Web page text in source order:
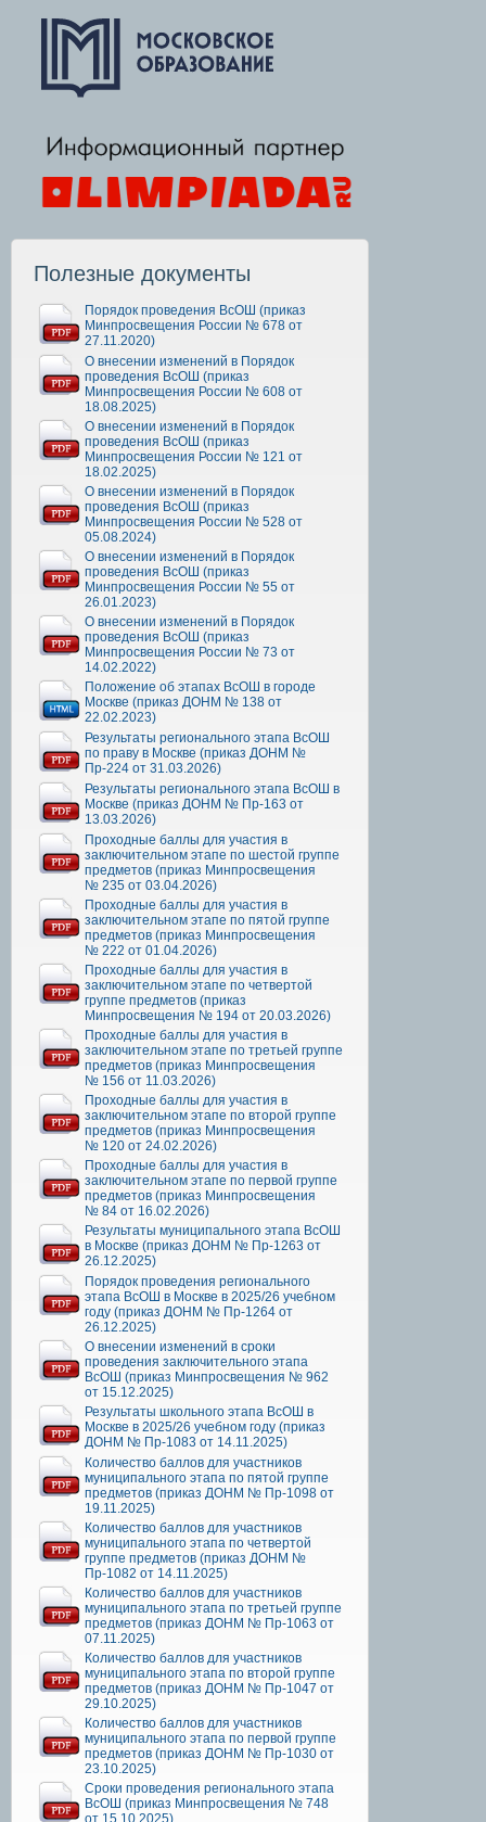
Полезные документы
Порядок проведения ВсОШ (приказ
Минпросвещения России № 678 от
27.11.2020)
О внесении изменений в Порядок
проведения ВсОШ (приказ
Минпросвещения России № 608 от
18.08.2025)
О внесении изменений в Порядок
проведения ВсОШ (приказ
Минпросвещения России № 121 от
18.02.2025)
О внесении изменений в Порядок
проведения ВсОШ (приказ
Минпросвещения России № 528 от
05.08.2024)
О внесении изменений в Порядок
проведения ВсОШ (приказ
Минпросвещения России № 55 от
26.01.2023)
О внесении изменений в Порядок
проведения ВсОШ (приказ
Минпросвещения России № 73 от
14.02.2022)
Положение об этапах ВсОШ в городе
Москве (приказ ДОНМ № 138 от
22.02.2023)
Результаты регионального этапа ВсОШ
по праву в Москве (приказ ДОНМ №
Пр-224 от 31.03.2026)
Результаты регионального этапа ВсОШ в
Москве (приказ ДОНМ № Пр-163 от
13.03.2026)
Проходные баллы для участия в
заключительном этапе по шестой группе
предметов (приказ Минпросвещения
№ 235 от 03.04.2026)
Проходные баллы для участия в
заключительном этапе по пятой группе
предметов (приказ Минпросвещения
№ 222 от 01.04.2026)
Проходные баллы для участия в
заключительном этапе по четвертой
группе предметов (приказ
Минпросвещения № 194 от 20.03.2026)
Проходные баллы для участия в
заключительном этапе по третьей группе
предметов (приказ Минпросвещения
№ 156 от 11.03.2026)
Проходные баллы для участия в
заключительном этапе по второй группе
предметов (приказ Минпросвещения
№ 120 от 24.02.2026)
Проходные баллы для участия в
заключительном этапе по первой группе
предметов (приказ Минпросвещения
№ 84 от 16.02.2026)
Результаты муниципального этапа ВсОШ
в Москве (приказ ДОНМ № Пр-1263 от
26.12.2025)
Порядок проведения регионального
этапа ВсОШ в Москве в 2025/26 учебном
году (приказ ДОНМ № Пр-1264 от
26.12.2025)
О внесении изменений в сроки
проведения заключительного этапа
ВсОШ (приказ Минпросвещения № 962
от 15.12.2025)
Результаты школьного этапа ВсОШ в
Москве в 2025/26 учебном году (приказ
ДОНМ № Пр-1083 от 14.11.2025)
Количество баллов для участников
муниципального этапа по пятой группе
предметов (приказ ДОНМ № Пр-1098 от
19.11.2025)
Количество баллов для участников
муниципального этапа по четвертой
группе предметов (приказ ДОНМ №
Пр-1082 от 14.11.2025)
Количество баллов для участников
муниципального этапа по третьей группе
предметов (приказ ДОНМ № Пр-1063 от
07.11.2025)
Количество баллов для участников
муниципального этапа по второй группе
предметов (приказ ДОНМ № Пр-1047 от
29.10.2025)
Количество баллов для участников
муниципального этапа по первой группе
предметов (приказ ДОНМ № Пр-1030 от
23.10.2025)
Сроки проведения регионального этапа
ВсОШ (приказ Минпросвещения № 748
от 15.10.2025)